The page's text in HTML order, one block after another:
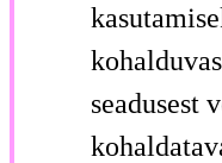
seadusest